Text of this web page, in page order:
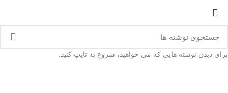
برای دیدن نوشته هایی که می خواهید، شروع به تایپ کنید.